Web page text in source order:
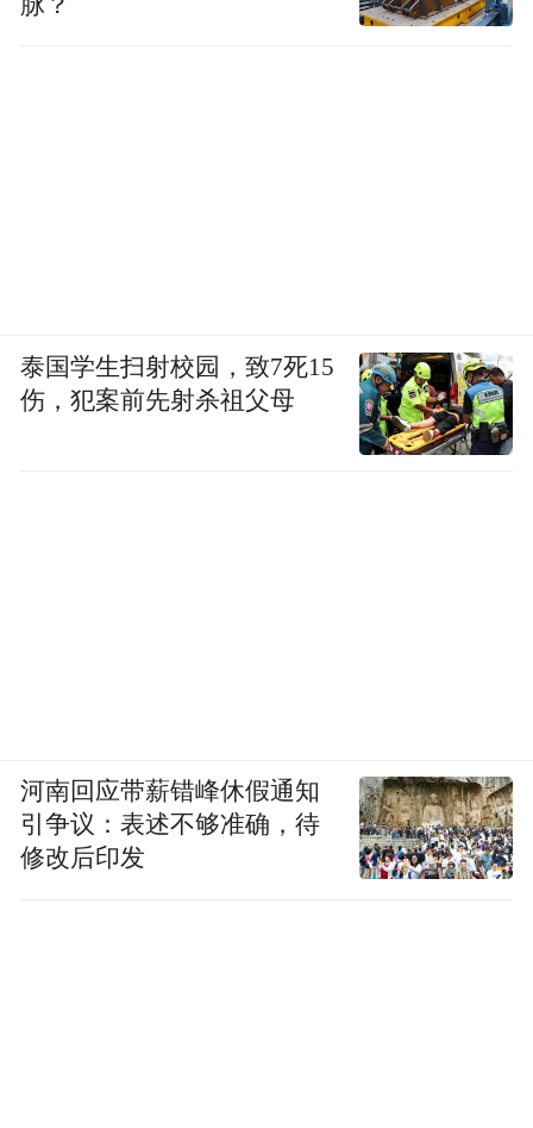
泰国学生扫射校园，致7死15
伤，犯案前先射杀祖父母
河南回应带薪错峰休假通知
引争议：表述不够准确，待
修改后印发